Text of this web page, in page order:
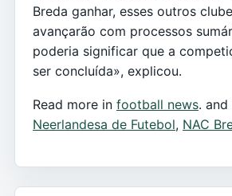
Breda ganhar, esses outros
avançarão com processos
poderia significar que a
ser concluída», explicou.
Read more in football news.
Neerlandesa de Futebol, NAC